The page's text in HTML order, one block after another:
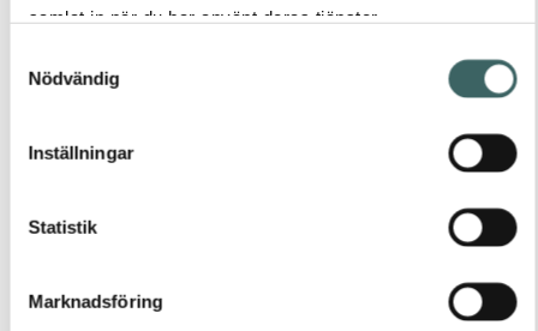
samlat in när du har använt deras tjänster.
Nödvändig
Inställningar
Statistik
Marknadsföring